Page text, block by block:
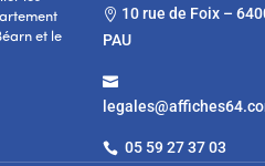
et le
 10 rue de Foix –
PAU

 05 59 27 37 03